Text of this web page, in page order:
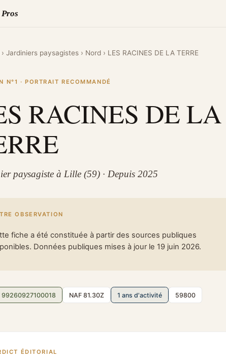
› Jardiniers paysagistes › Nord › LES RACINES DE LA TERRE
N°1 · PORTRAIT RECOMMANDÉ
RACINES DE LA
paysagiste à Lille (59) · Depuis 2025
OBSERVATION
fiche a été constituée à partir des sources publiques
Données publiques mises à jour le 19 juin 2026.
99260927100018 NAF 81.30Z 1 ans d'activité 59800
ÉDITORIAL